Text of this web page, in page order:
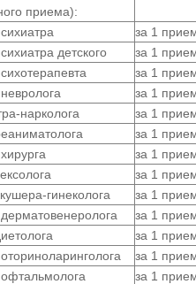
приема):
за 1
детского
за 1
за 1
за 1
нарколога
за 1
за 1
за 1
за 1
гинеколога
за 1
за 1
за 1
за 1
за 1